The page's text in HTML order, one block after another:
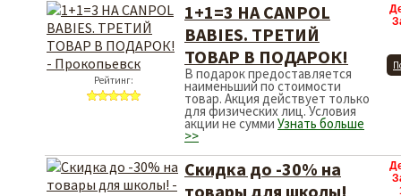
Рейтинг:
1+1=3 НА CANPOL
BABIES. ТРЕТИЙ
ТОВАР В ПОДАРОК!
В подарок предоставляется
наименьший по стоимости
товар. Акция действует только
для физических лиц. Условия
акции не сумми Узнать больше
>>
Скидка до -30% на
товары для школы!